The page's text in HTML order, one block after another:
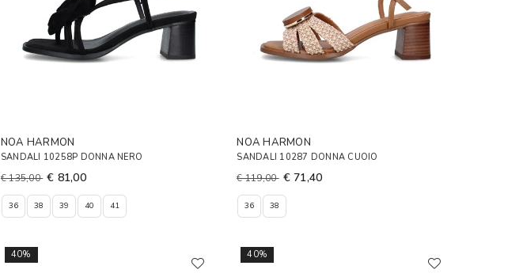
NOA HARMON
SANDALI 10258P DONNA NERO
€ 135,00 € 81,00
36 38 39 40 41
NOA HARMON
SANDALI 10287 DONNA CUOIO
€ 119,00 € 71,40
36 38
40% 40%